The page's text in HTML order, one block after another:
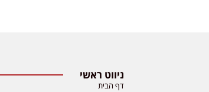
ניווט ראשי
דף הבית